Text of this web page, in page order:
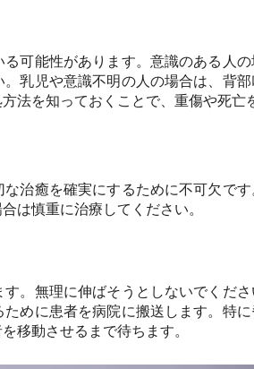
可能性があります。意識のある人
乳児や意識不明の人の場合は、背
法を知っておくことで、重傷や死亡
治癒を確実にするために不可欠で
は慎重に治療してください。
。無理に伸ばそうとしないでくだ
めに患者を病院に搬送します。特
移動させるまで待ちます。